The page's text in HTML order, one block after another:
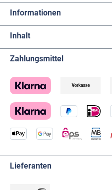
Informationen
Inhalt
Zahlungsmittel
Lieferanten